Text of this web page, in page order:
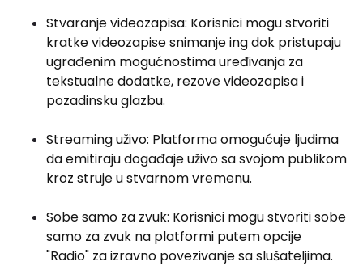
Stvaranje videozapisa: Korisnici mogu stvoriti
kratke videozapise snimanje ing dok pristupaju
ugrađenim mogućnostima uređivanja za
tekstualne dodatke, rezove videozapisa i
pozadinsku glazbu.
Streaming uživo: Platforma omogućuje ljudima
da emitiraju događaje uživo sa svojom publikom
kroz struje u stvarnom vremenu.
Sobe samo za zvuk: Korisnici mogu stvoriti sobe
samo za zvuk na platformi putem opcije
"Radio" za izravno povezivanje sa slušateljima.